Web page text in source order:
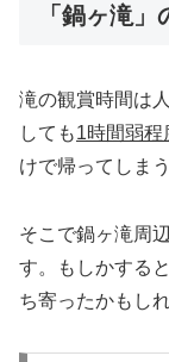
「鍋ヶ滝
滝の観賞時間は
しても1時間弱程
けで帰ってしま
そこで鍋ヶ滝周
す。もしかする
ち寄ったかもし